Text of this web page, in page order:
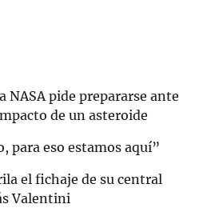
NASA pide prepararse ante
de un asteroide
para eso estamos aquí”
el fichaje de su central
Valentini